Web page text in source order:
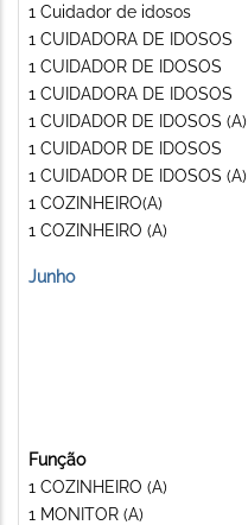
1 Cuidador de idosos
1 CUIDADORA DE IDOSOS
1 CUIDADOR DE IDOSOS
1 CUIDADORA DE IDOSOS
1 CUIDADOR DE IDOSOS (A)
1 CUIDADOR DE IDOSOS
1 CUIDADOR DE IDOSOS (A)
1 COZINHEIRO(A)
1 COZINHEIRO (A)
Junho
Função
1 COZINHEIRO (A)
1 MONITOR (A)